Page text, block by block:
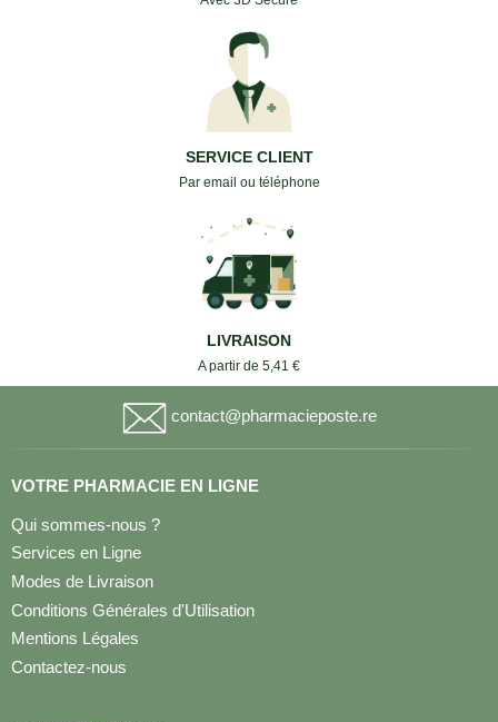
SERVICE CLIENT
Par email ou téléphone
LIVRAISON
A partir de 5,41 €
contact@pharmacieposte.re
VOTRE PHARMACIE EN LIGNE
Qui sommes-nous ?
Services en Ligne
Modes de Livraison
Conditions Générales d'Utilisation
Mentions Légales
Contactez-nous